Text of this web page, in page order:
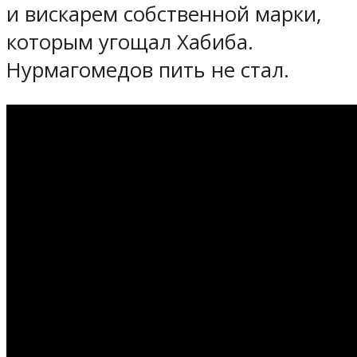
и вискарем собственной марки,
которым угощал Хабиба.
Нурмагомедов пить не стал.